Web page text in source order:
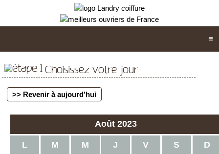
Choisissez votre jour
>> Revenir à aujourd'hui
Août 2023
L M M J V S D